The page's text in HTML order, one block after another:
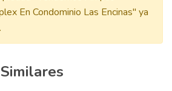
En Condominio Las Encinas" ya